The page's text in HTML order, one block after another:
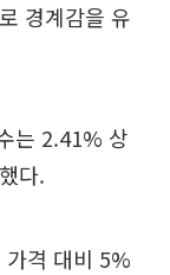
경계감을 유
는 2.41% 상
다.
격 대비 5%